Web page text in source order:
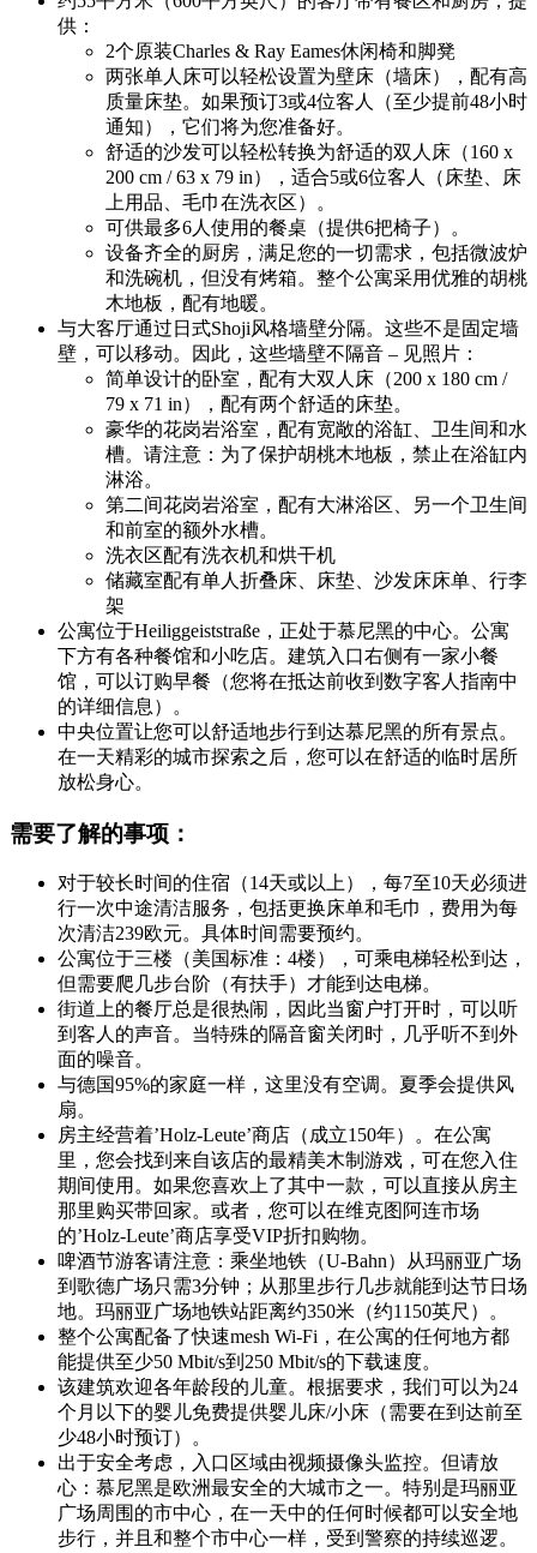
供：
2个原装Charles & Ray Eames休闲椅和脚凳
两张单人床可以轻松设置为壁床（墙床），配有高
质量床垫。如果预订3或4位客人（至少提前48小时
通知），它们将为您准备好。
舒适的沙发可以轻松转换为舒适的双人床（160 x
200 cm / 63 x 79 in），适合5或6位客人（床垫、床
上用品、毛巾在洗衣区）。
可供最多6人使用的餐桌（提供6把椅子）。
设备齐全的厨房，满足您的一切需求，包括微波炉
和洗碗机，但没有烤箱。整个公寓采用优雅的胡桃
木地板，配有地暖。
与大客厅通过日式Shoji风格墙壁分隔。这些不是固定墙
壁，可以移动。因此，这些墙壁不隔音 – 见照片：
简单设计的卧室，配有大双人床（200 x 180 cm /
79 x 71 in），配有两个舒适的床垫。
豪华的花岗岩浴室，配有宽敞的浴缸、卫生间和水
槽。请注意：为了保护胡桃木地板，禁止在浴缸内
淋浴。
第二间花岗岩浴室，配有大淋浴区、另一个卫生间
和前室的额外水槽。
洗衣区配有洗衣机和烘干机
储藏室配有单人折叠床、床垫、沙发床床单、行李
架
公寓位于Heiliggeiststraße，正处于慕尼黑的中心。公寓
下方有各种餐馆和小吃店。建筑入口右侧有一家小餐
馆，可以订购早餐（您将在抵达前收到数字客人指南中
的详细信息）。
中央位置让您可以舒适地步行到达慕尼黑的所有景点。
在一天精彩的城市探索之后，您可以在舒适的临时居所
放松身心。
需要了解的事项：
对于较长时间的住宿（14天或以上），每7至10天必须进
行一次中途清洁服务，包括更换床单和毛巾，费用为每
次清洁239欧元。具体时间需要预约。
公寓位于三楼（美国标准：4楼），可乘电梯轻松到达，
但需要爬几步台阶（有扶手）才能到达电梯。
街道上的餐厅总是很热闹，因此当窗户打开时，可以听
到客人的声音。当特殊的隔音窗关闭时，几乎听不到外
面的噪音。
与德国95%的家庭一样，这里没有空调。夏季会提供风
扇。
房主经营着’Holz-Leute’商店（成立150年）。在公寓
里，您会找到来自该店的最精美木制游戏，可在您入住
期间使用。如果您喜欢上了其中一款，可以直接从房主
那里购买带回家。或者，您可以在维克图阿连市场
的’Holz-Leute’商店享受VIP折扣购物。
啤酒节游客请注意：乘坐地铁（U-Bahn）从玛丽亚广场
到歌德广场只需3分钟；从那里步行几步就能到达节日场
地。玛丽亚广场地铁站距离约350米（约1150英尺）。
整个公寓配备了快速mesh Wi-Fi，在公寓的任何地方都
能提供至少50 Mbit/s到250 Mbit/s的下载速度。
该建筑欢迎各年龄段的儿童。根据要求，我们可以为24
个月以下的婴儿免费提供婴儿床/小床（需要在到达前至
少48小时预订）。
出于安全考虑，入口区域由视频摄像头监控。但请放
心：慕尼黑是欧洲最安全的大城市之一。特别是玛丽亚
广场周围的市中心，在一天中的任何时候都可以安全地
步行，并且和整个市中心一样，受到警察的持续巡逻。